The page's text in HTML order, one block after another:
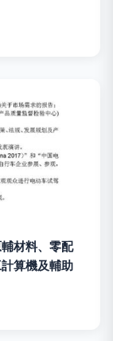
、零配
算機及輔助